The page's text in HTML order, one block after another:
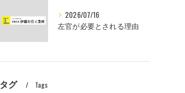
2026/07/16
左官が必要とされる理由
タグ Tags